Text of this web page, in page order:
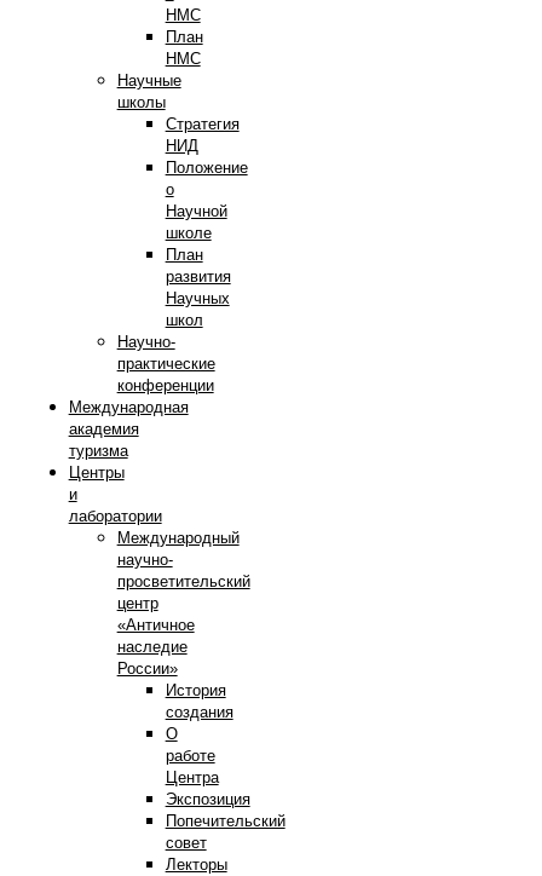
НМС
План
НМС
Научные
школы
Стратегия
НИД
Положение
о
Научной
школе
План
развития
Научных
школ
Научно-
практические
конференции
Международная
академия
туризма
Центры
и
лаборатории
Международный
научно-
просветительский
центр
«Античное
наследие
России»
История
создания
О
работе
Центра
Экспозиция
Попечительский
совет
Лекторы